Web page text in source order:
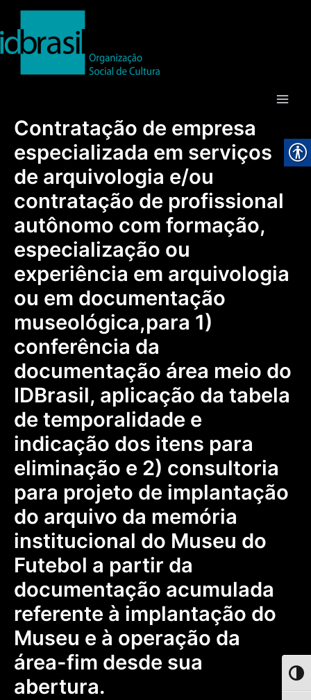
o
conteúdo
Contratação de empresa
especializada em serviços
de arquivologia e/ou
contratação de profissional
autônomo com formação,
especialização ou
experiência em arquivologia
ou em documentação
museológica,para 1)
conferência da
documentação área meio do
IDBrasil, aplicação da tabela
de temporalidade e
indicação dos itens para
eliminação e 2) consultoria
para projeto de implantação
do arquivo da memória
institucional do Museu do
Futebol a partir da
documentação acumulada
referente à implantação do
Museu e à operação da
área-fim desde sua
abertura.